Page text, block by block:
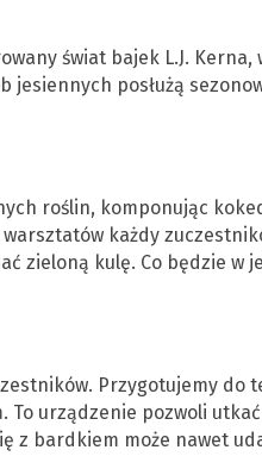
świat bajek L.J. Kerna,
jesiennych posłużą
roślin, komponując
każdy
zieloną kulę. Co będzie w
Przygotujemy do
urządzenie pozwoli
z bardkiem może nawet